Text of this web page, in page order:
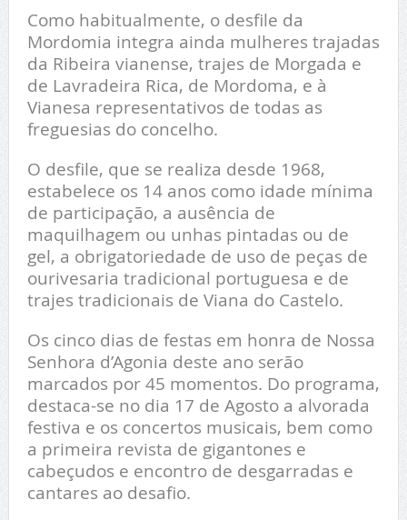
Como habitualmente, o desfile da
Mordomia integra ainda mulheres trajadas
da Ribeira vianense, trajes de Morgada e
de Lavradeira Rica, de Mordoma, e à
Vianesa representativos de todas as
freguesias do concelho.
O desfile, que se realiza desde 1968,
estabelece os 14 anos como idade mínima
de participação, a ausência de
maquilhagem ou unhas pintadas ou de
gel, a obrigatoriedade de uso de peças de
ourivesaria tradicional portuguesa e de
trajes tradicionais de Viana do Castelo.
Os cinco dias de festas em honra de Nossa
Senhora d’Agonia deste ano serão
marcados por 45 momentos. Do programa,
destaca-se no dia 17 de Agosto a alvorada
festiva e os concertos musicais, bem como
a primeira revista de gigantones e
cabeçudos e encontro de desgarradas e
cantares ao desafio.